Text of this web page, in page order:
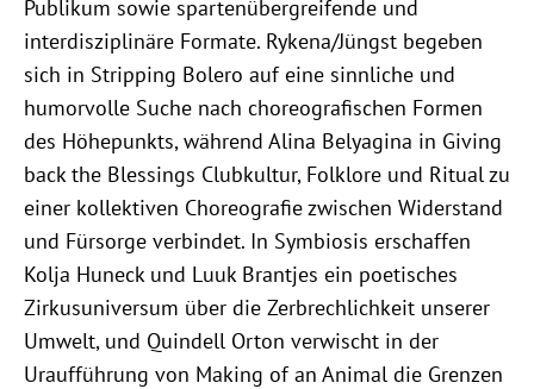
Publikum sowie spartenübergreifende und
interdisziplinäre Formate. Rykena/Jüngst begeben
sich in Stripping Bolero auf eine sinnliche und
humorvolle Suche nach choreografischen Formen
des Höhepunkts, während Alina Belyagina in Giving
back the Blessings Clubkultur, Folklore und Ritual zu
einer kollektiven Choreografie zwischen Widerstand
und Fürsorge verbindet. In Symbiosis erschaffen
Kolja Huneck und Luuk Brantjes ein poetisches
Zirkusuniversum über die Zerbrechlichkeit unserer
Umwelt, und Quindell Orton verwischt in der
Uraufführung von Making of an Animal die Grenzen